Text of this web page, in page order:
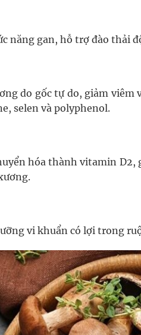
năng gan, hỗ trợ đào thải
do gốc tự do, giảm viêm
selen và polyphenol.
hóa thành vitamin
vi khuẩn có lợi trong